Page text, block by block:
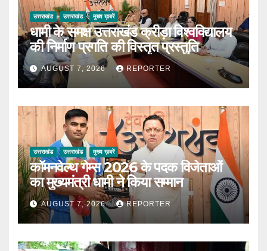
उत्तराखंड उत्तराखंड मुख्य ख़बरें
धामी के समक्ष उत्तराखंड क्रीड़ा विश्वविद्यालय
की निर्माण प्रगति की विस्तृत प्रस्तुति
AUGUST 7, 2026 REPORTER
उत्तराखंड उत्तराखंड मुख्य ख़बरें
कॉमनवेल्थ गेम्स 2026 के पदक विजेताओं
का मुख्यमंत्री धामी ने किया सम्मान
AUGUST 7, 2026 REPORTER